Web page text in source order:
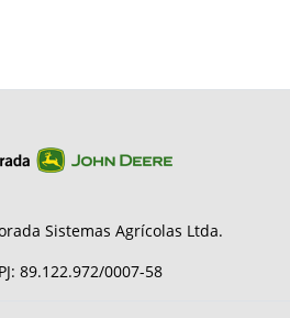
Sistemas Agrícolas Ltda.
89.122.972/0007-58